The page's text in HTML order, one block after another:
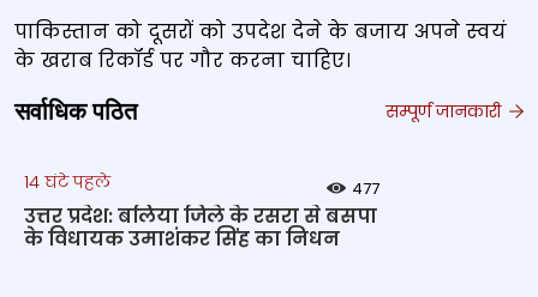
पाकिस्तान को दूसरों को उपदेश देने के बजाय अपने स्‍वयं
के खराब रिकॉर्ड पर गौर करना चाहिए।
सर्वाधिक पठित सम्पूर्ण जानकारी
14 घंटे पहले 477
उत्तर प्रदेश: बलिया जिले के रसरा से बसपा
के विधायक उमाशंकर सिंह का निधन